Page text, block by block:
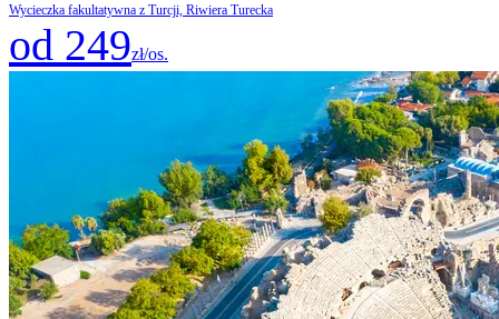
Wycieczka fakultatywna z Turcji, Riwiera Turecka
od 249zł/os.